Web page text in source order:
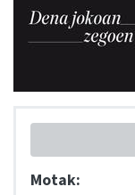
Motak: